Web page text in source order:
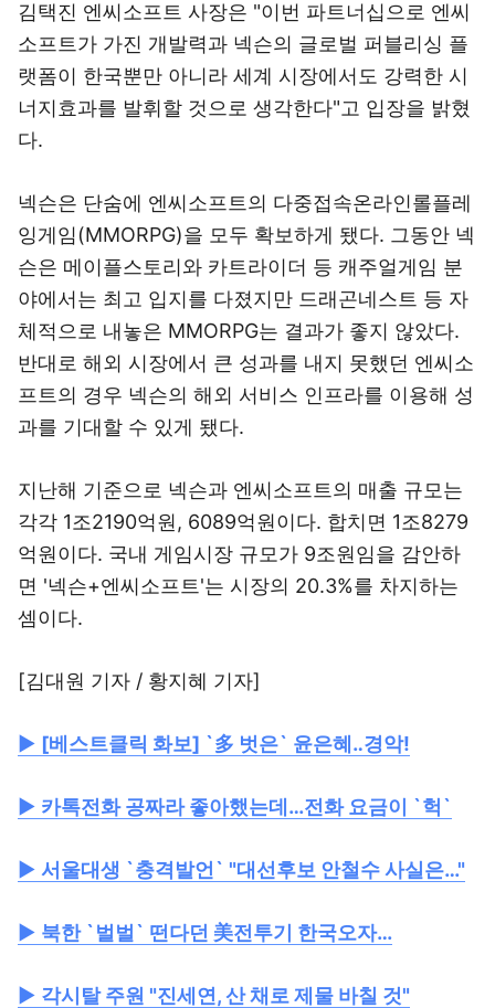
김택진 엔씨소프트 사장은 "이번 파트너십으로 엔씨
소프트가 가진 개발력과 넥슨의 글로벌 퍼블리싱 플
랫폼이 한국뿐만 아니라 세계 시장에서도 강력한 시
너지효과를 발휘할 것으로 생각한다"고 입장을 밝혔
다.
넥슨은 단숨에 엔씨소프트의 다중접속온라인롤플레
잉게임(MMORPG)을 모두 확보하게 됐다. 그동안 넥
슨은 메이플스토리와 카트라이더 등 캐주얼게임 분
야에서는 최고 입지를 다졌지만 드래곤네스트 등 자
체적으로 내놓은 MMORPG는 결과가 좋지 않았다.
반대로 해외 시장에서 큰 성과를 내지 못했던 엔씨소
프트의 경우 넥슨의 해외 서비스 인프라를 이용해 성
과를 기대할 수 있게 됐다.
지난해 기준으로 넥슨과 엔씨소프트의 매출 규모는
각각 1조2190억원, 6089억원이다. 합치면 1조8279
억원이다. 국내 게임시장 규모가 9조원임을 감안하
면 '넥슨+엔씨소프트'는 시장의 20.3%를 차지하는
셈이다.
[김대원 기자 / 황지혜 기자]
▶ [베스트클릭 화보] `多 벗은` 윤은혜‥경악!
▶ 카톡전화 공짜라 좋아했는데…전화 요금이 `헉`
▶ 서울대생 `충격발언` "대선후보 안철수 사실은…"
▶ 북한 `벌벌` 떤다던 美전투기 한국오자…
▶ 각시탈 주원 "진세연, 산 채로 제물 바칠 것"